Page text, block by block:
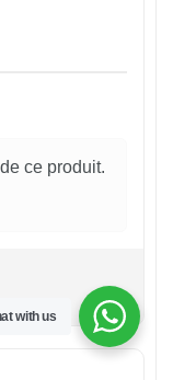
ce produit.
with us